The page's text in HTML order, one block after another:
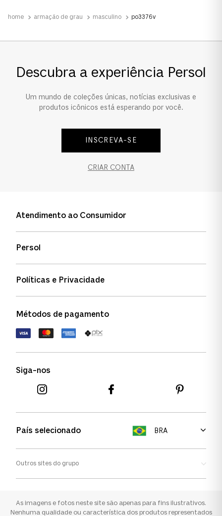
armação de grau masculino po3376v
Descubra a experiência Persol
Um mundo de coleções únicas, notícias exclusivas e
produtos icônicos está esperando por você.
INSCREVA-SE
CRIAR CONTA
Atendimento ao Consumidor
Status de pedidos
Política de garantia
FAQs
Persol
Políticas e Privacidade
Política de devolução
Termos de uso
Métodos de pagamento
Siga-nos
País selecionado BRA
Outros sites do grupo
Ray-ban
As imagens e fotos neste site são apenas para fins ilustrativos.
Nenhuma qualidade ou característica dos produtos representados